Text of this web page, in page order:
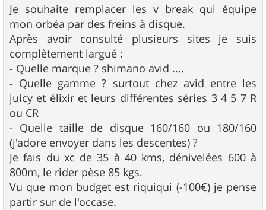
g
e
Je souhaite remplacer les v break qui équipe
mon orbéa par des freins à disque.
Après avoir consulté plusieurs sites je suis
complètement largué :
- Quelle marque ? shimano avid ....
- Quelle gamme ? surtout chez avid entre les
juicy et élixir et leurs différentes séries 3 4 5 7 R
ou CR
- Quelle taille de disque 160/160 ou 180/160
(j'adore envoyer dans les descentes) ?
Je fais du xc de 35 à 40 kms, dénivelées 600 à
800m, le rider pèse 85 kgs.
Vu que mon budget est riquiqui (-100€) je pense
partir sur de l'occase.